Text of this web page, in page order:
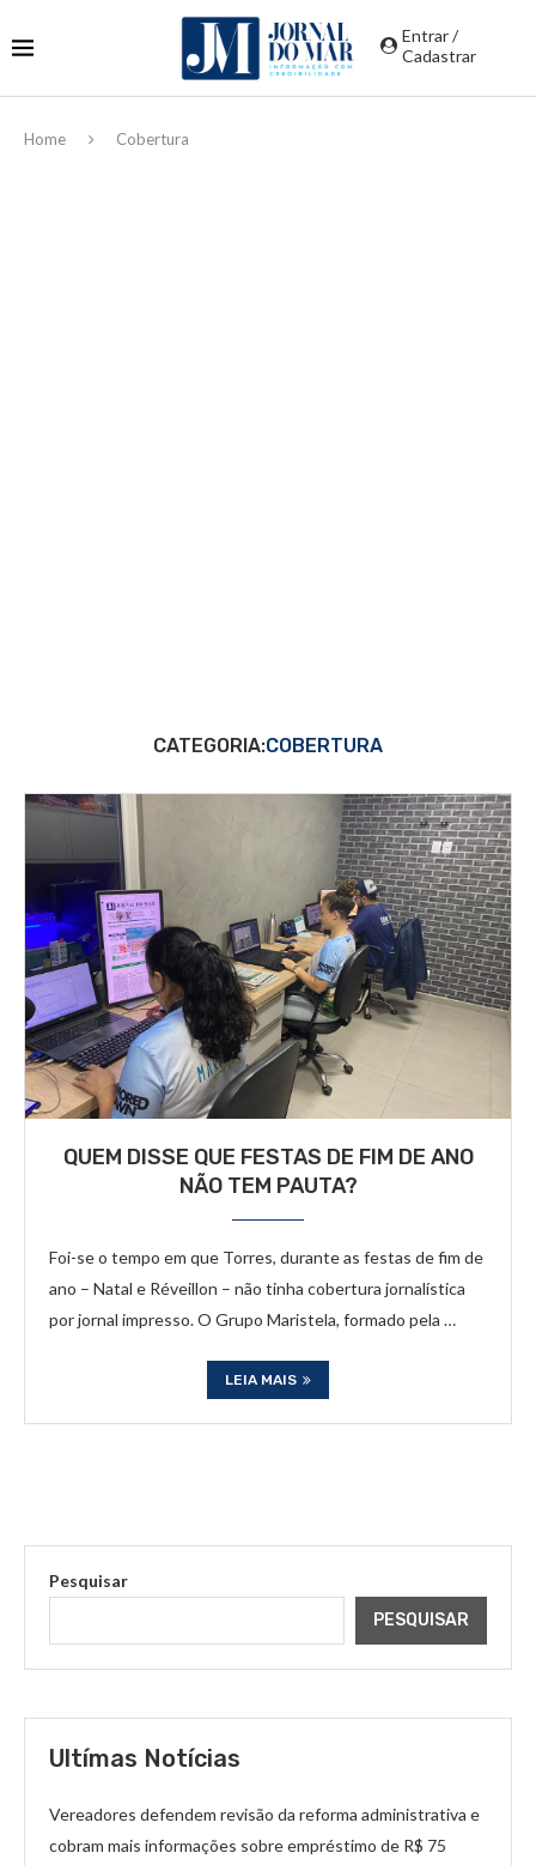
Entrar /
Cadastrar
Home Cobertura
CATEGORIA:COBERTURA
QUEM DISSE QUE FESTAS DE FIM DE ANO
NÃO TEM PAUTA?
Foi-se o tempo em que Torres, durante as festas de fim de
ano – Natal e Réveillon – não tinha cobertura jornalística
por jornal impresso. O Grupo Maristela, formado pela …
LEIA MAIS
Pesquisar
PESQUISAR
Ultímas Notícias
Vereadores defendem revisão da reforma administrativa e
cobram mais informações sobre empréstimo de R$ 75